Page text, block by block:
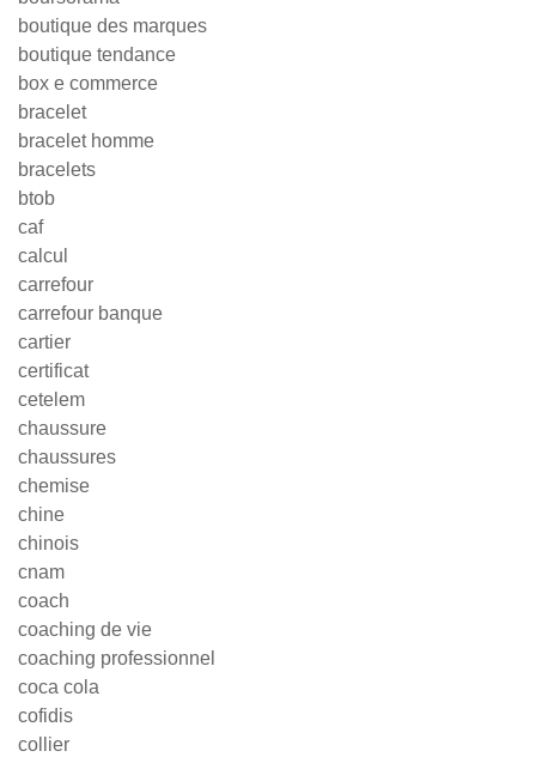
boutique des marques
boutique tendance
box e commerce
bracelet
bracelet homme
bracelets
btob
caf
calcul
carrefour
carrefour banque
cartier
certificat
cetelem
chaussure
chaussures
chemise
chine
chinois
cnam
coach
coaching de vie
coaching professionnel
coca cola
cofidis
collier